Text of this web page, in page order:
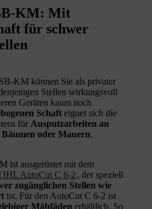
KM: Mit
für schwer
KM können Sie als privater
Stellen wirkungsvoll
Geräten kaum noch
Schaft eignet sich die
für Ausputzarbeiten an
Bäumen oder Mauern.
ist ausgerüstet mit dem
AutoCut C 6-2 , der speziell
zugänglichen Stellen wie
ist. Für den AutoCut C 6-2 ist
Mähfäden erhältlich. So